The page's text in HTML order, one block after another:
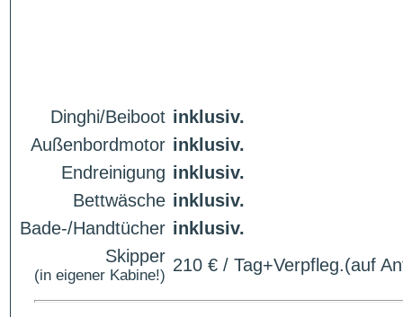
Dinghi/Beiboot inklusiv.
Außenbordmotor inklusiv.
Endreinigung inklusiv.
Bettwäsche inklusiv.
Bade-/Handtücher inklusiv.
Skipper
(in eigener Kabine!)
210 € / Tag+Verpfleg.(auf